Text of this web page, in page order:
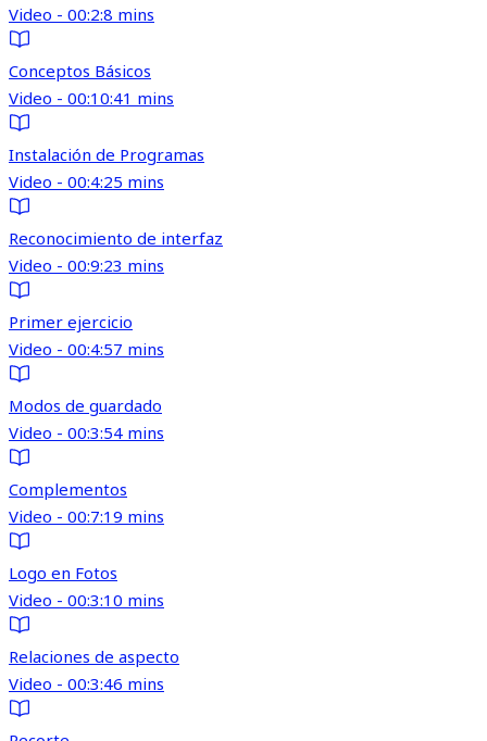
Video - 00:2:8 mins
Conceptos Básicos
Video - 00:10:41 mins
Instalación de Programas
Video - 00:4:25 mins
Reconocimiento de interfaz
Video - 00:9:23 mins
Primer ejercicio
Video - 00:4:57 mins
Modos de guardado
Video - 00:3:54 mins
Complementos
Video - 00:7:19 mins
Logo en Fotos
Video - 00:3:10 mins
Relaciones de aspecto
Video - 00:3:46 mins